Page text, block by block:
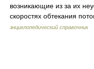
возникающие из за их
скоростях обтекания
энциклопедический справочник